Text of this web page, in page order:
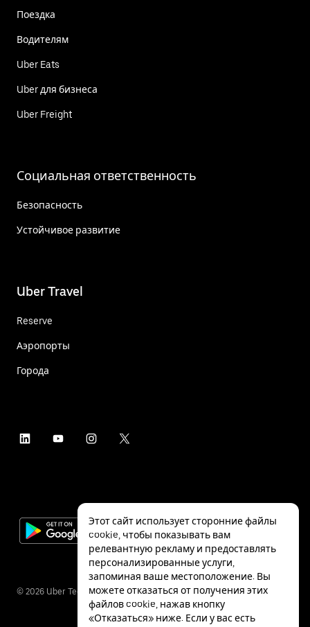
Поездка
Водителям
Uber Eats
Uber для бизнеса
Uber Freight
Социальная ответственность
Безопасность
Устойчивое развитие
Uber Travel
Reserve
Аэропорты
Города
© 2026 Uber Technologies Inc.
Этот сайт использует сторонние файлы
cookie, чтобы показывать вам
релевантную рекламу и предоставлять
персонализированные услуги,
запоминая ваше местоположение. Вы
можете отказаться от получения этих
файлов cookie, нажав кнопку
«Отказаться» ниже. Если у вас есть